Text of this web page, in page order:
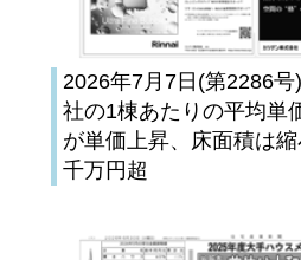
2026年7月7日(第2286
社の1棟あたりの平均単
が単価上昇、床面積は
千万円超